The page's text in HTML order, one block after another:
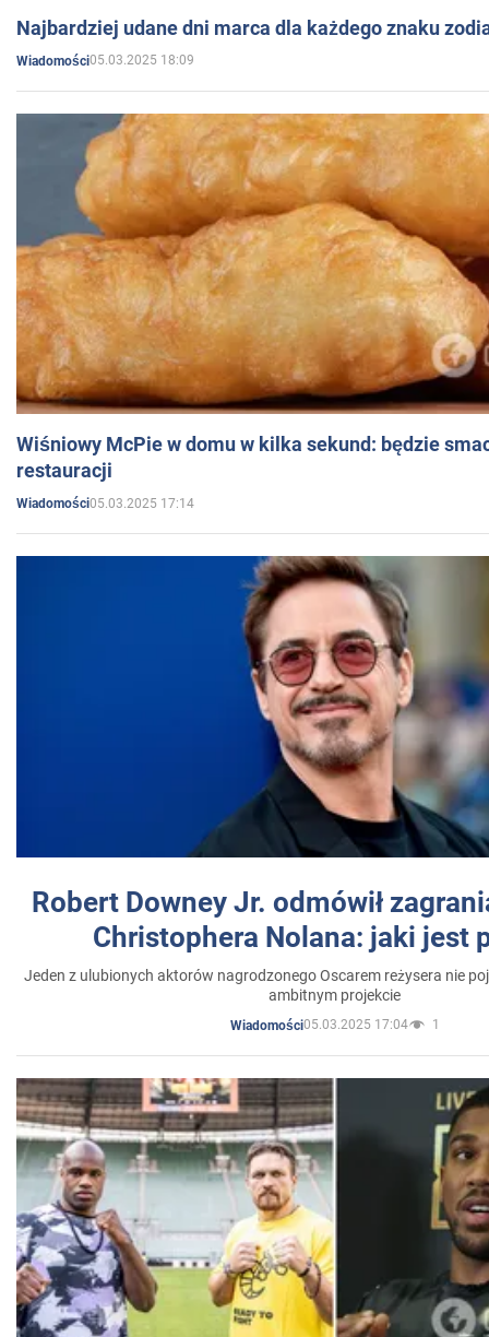
Najbardziej udane dni marca dla każdego znaku
Wiadomości05.03.2025 18:09
Wiśniowy McPie w domu w kilka sekund: będzie
restauracji
Wiadomości05.03.2025 17:14
Robert Downey Jr. odmówił
Christophera Nolana: jaki jest
Jeden z ulubionych aktorów nagrodzonego Oscarem reżysera nie
ambitnym projekcie
Wiadomości05.03.2025 17:04 1